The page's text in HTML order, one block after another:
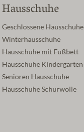
Hausschuhe
Geschlossene Hausschuhe
Winterhausschuhe
Hausschuhe mit Fußbett
Hausschuhe Kindergarten
Senioren Hausschuhe
Hausschuhe Schurwolle